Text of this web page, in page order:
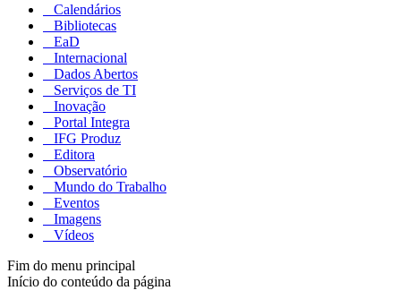
Calendários
Bibliotecas
EaD
Internacional
Dados Abertos
Serviços de TI
Inovação
Portal Integra
IFG Produz
Editora
Observatório
Mundo do Trabalho
Eventos
Imagens
Vídeos
Fim do menu principal
Início do conteúdo da página